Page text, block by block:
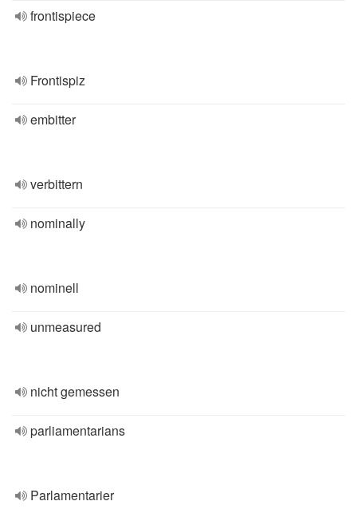
frontispiece
Frontispiz
embitter
verbittern
nominally
nominell
unmeasured
nicht gemessen
parliamentarians
Parlamentarier